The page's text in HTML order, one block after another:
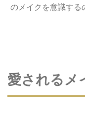
のメイクを意識する
愛されるメ